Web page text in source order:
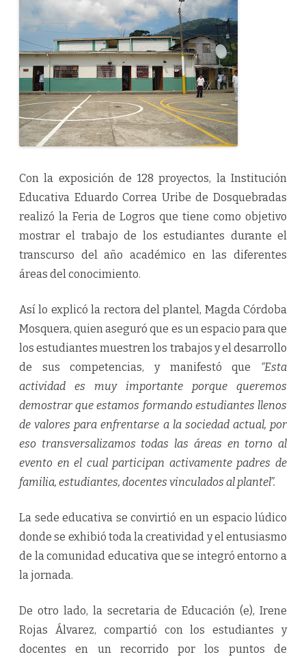
Con la exposición de 128 proyectos, la Institución
Educativa Eduardo Correa Uribe de Dosquebradas
realizó la Feria de Logros que tiene como objetivo
mostrar el trabajo de los estudiantes durante el
transcurso del año académico en las diferentes
áreas del conocimiento.
Así lo explicó la rectora del plantel, Magda Córdoba
Mosquera, quien aseguró que es un espacio para que
los estudiantes muestren los trabajos y el desarrollo
de sus competencias, y manifestó que “Esta
actividad es muy importante porque queremos
demostrar que estamos formando estudiantes llenos
de valores para enfrentarse a la sociedad actual, por
eso transversalizamos todas las áreas en torno al
evento en el cual participan activamente padres de
familia, estudiantes, docentes vinculados al plantel”.
La sede educativa se convirtió en un espacio lúdico
donde se exhibió toda la creatividad y el entusiasmo
de la comunidad educativa que se integró entorno a
la jornada.
De otro lado, la secretaria de Educación (e), Irene
Rojas Álvarez, compartió con los estudiantes y
docentes en un recorrido por los puntos de